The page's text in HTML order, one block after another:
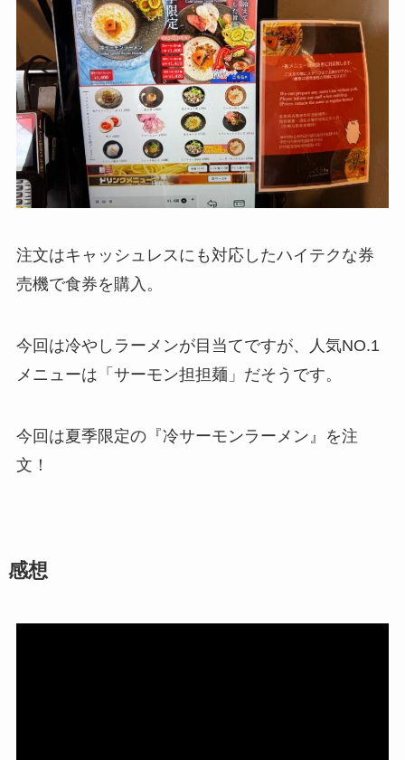
注文はキャッシュレスにも対応したハイテクな券
売機で食券を購入。
今回は冷やしラーメンが目当てですが、人気NO.1
メニューは「サーモン担担麺」だそうです。
今回は夏季限定の『冷サーモンラーメン』を注
文！
感想